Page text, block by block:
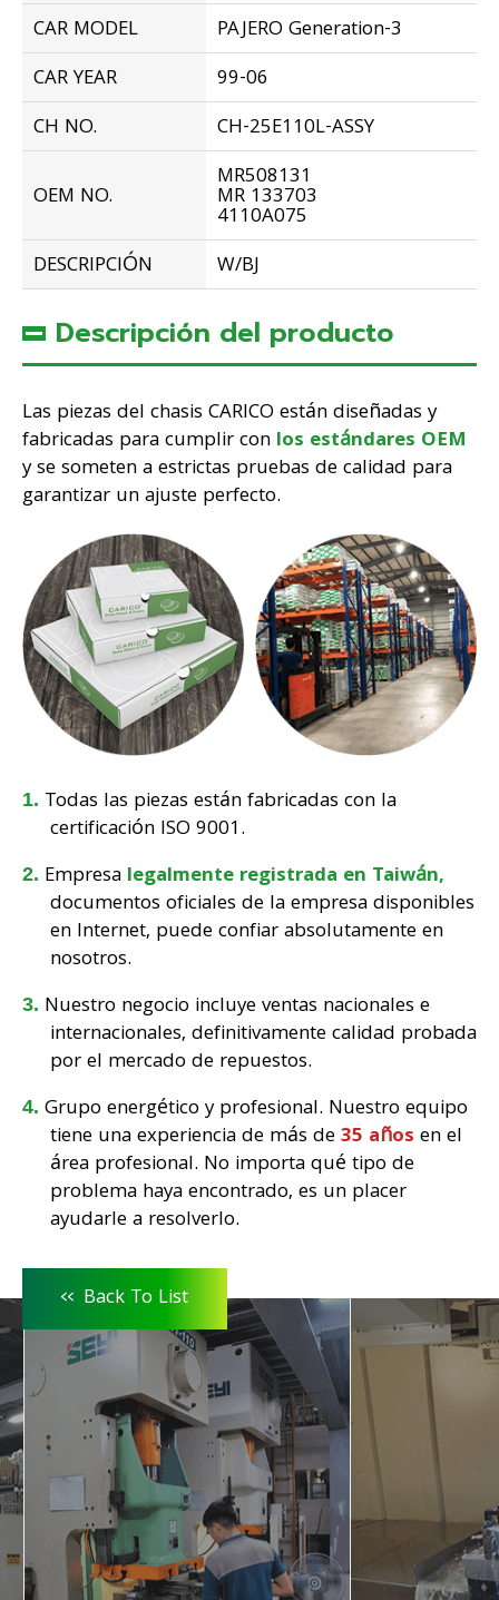
CAR MODEL
PAJERO Generation-3
CAR YEAR
99-06
CH NO.
CH-25E110L-ASSY
OEM NO.
MR508131
MR 133703
4110A075
DESCRIPCIÓN
W/BJ
Descripción del producto
Las piezas del chasis CARICO están diseñadas y
fabricadas para cumplir con los estándares OEM
y se someten a estrictas pruebas de calidad para
garantizar un ajuste perfecto.
Todas las piezas están fabricadas con la
certificación ISO 9001.
Empresa legalmente registrada en Taiwán,
documentos oficiales de la empresa disponibles
en Internet, puede confiar absolutamente en
nosotros.
Nuestro negocio incluye ventas nacionales e
internacionales, definitivamente calidad probada
por el mercado de repuestos.
Grupo energético y profesional. Nuestro equipo
tiene una experiencia de más de35 años en el
área profesional. No importa qué tipo de
problema haya encontrado, es un placer
ayudarle a resolverlo.
<< Back To List